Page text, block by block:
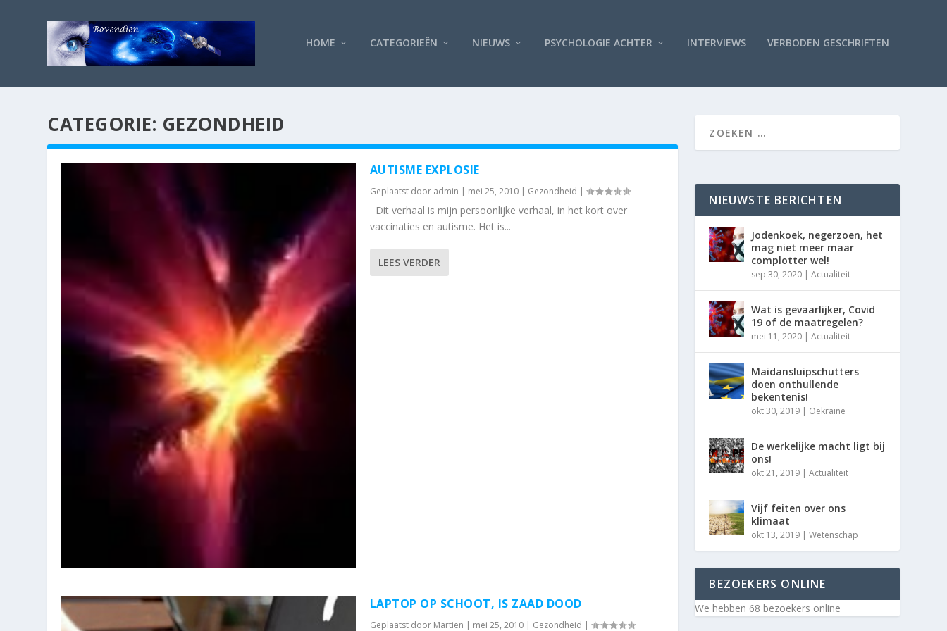
HOME CATEGORIEËN NIEUWS PSYCHOLOGIE ACHTER INTERVIEWS VERBODEN GESCHRIFTEN
CATEGORIE: GEZONDHEID
AUTISME EXPLOSIE
Geplaatst door admin | mei 25, 2010| Gezondheid |
Dit verhaal is mijn persoonlijke verhaal, in het kort over
vaccinaties en autisme. Het is...
LEES VERDER
LAPTOP OP SCHOOT, IS ZAAD DOOD
Geplaatst door Martien | mei 25, 2010| Gezondheid |
NIEUWSTE BERICHTEN
Jodenkoek, negerzoen, het
mag niet meer maar
complotter wel!
sep 30, 2020 |Actualiteit
Wat is gevaarlijker, Covid
19 of de maatregelen?
mei 11, 2020 |Actualiteit
Maidansluipschutters
doen onthullende
bekentenis!
okt 30, 2019 | Oekraïne
De werkelijke macht ligt bij
ons!
okt 21, 2019 |Actualiteit
Vijf feiten over ons
klimaat
okt 13, 2019 |Wetenschap
BEZOEKERS ONLINE
We hebben 68 bezoekers online